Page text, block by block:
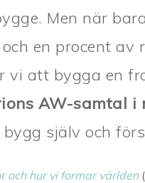
Men när
en procent
vi att bygga en
AW-samtal i
själv och
och hur vi formar världen